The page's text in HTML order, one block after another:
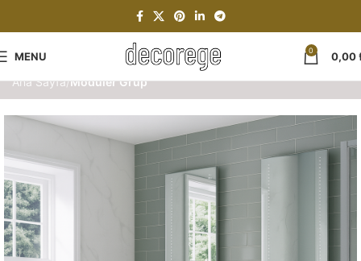
MENU 0 0,00
Ana Sayfa Modüler Grup